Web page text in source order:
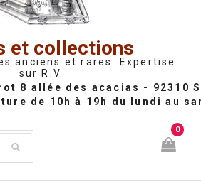
et collections
anciens et rares. Expertise
sur R.V.
0